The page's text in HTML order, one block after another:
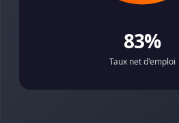
83%
Taux net d'emploi